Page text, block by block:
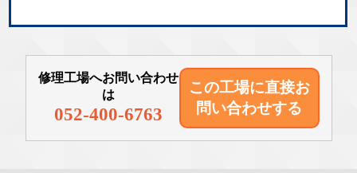
修理工場へお問い合わせ
は
052-400-6763
この工場に直接お
問い合わせする